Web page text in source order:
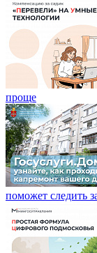
проще
поможет следить